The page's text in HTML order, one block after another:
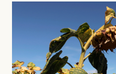
Jonas Lundström
Publicerad24 July, 2026
#23/2026
är